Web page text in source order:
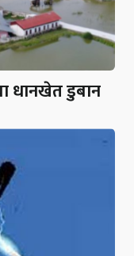
धानखेत डुबान